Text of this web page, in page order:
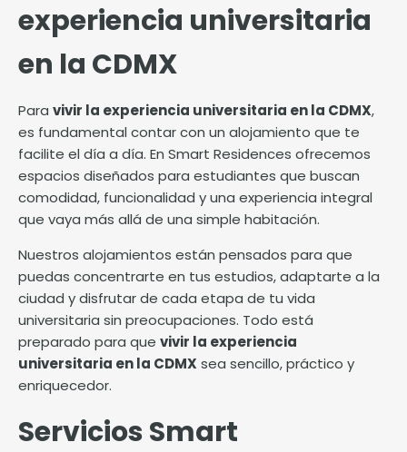
experiencia universitaria
en la CDMX
Para vivir la experiencia universitaria en la CDMX,
es fundamental contar con un alojamiento que te
facilite el día a día. En Smart Residences ofrecemos
espacios diseñados para estudiantes que buscan
comodidad, funcionalidad y una experiencia integral
que vaya más allá de una simple habitación.
Nuestros alojamientos están pensados para que
puedas concentrarte en tus estudios, adaptarte a la
ciudad y disfrutar de cada etapa de tu vida
universitaria sin preocupaciones. Todo está
preparado para que vivir la experiencia
universitaria en la CDMX sea sencillo, práctico y
enriquecedor.
Servicios Smart